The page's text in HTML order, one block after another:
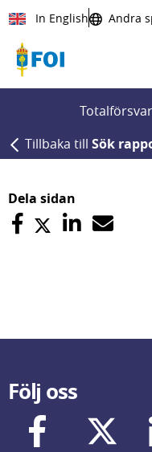
Till innehållet
In English Andra
Tillbaka till Sök
Dela sidan
Följ oss